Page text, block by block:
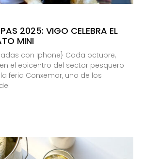
2025: VIGO CELEBRA EL
MINI
con Iphone} Cada octubre,
el epicentro del sector pesquero
feria Conxemar, uno de los